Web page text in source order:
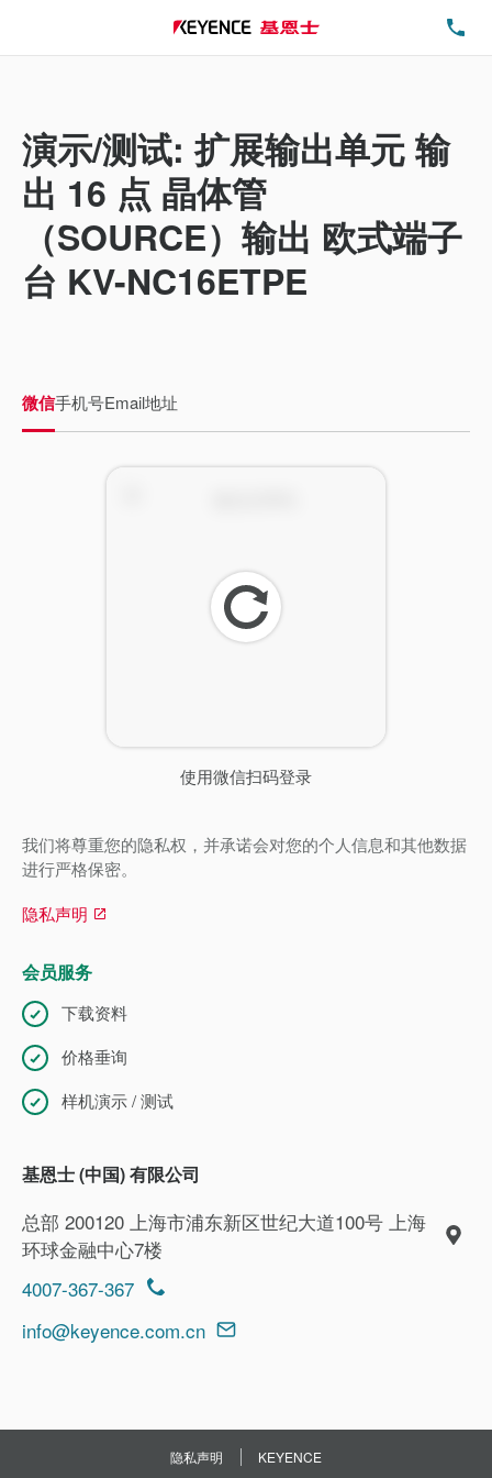
演示/测试: 扩展输出单元 输
出 16 点 晶体管
（SOURCE）输出 欧式端子
台 KV-NC16ETPE
微信手机号Email地址
使用微信扫码登录
刷
新
我们将尊重您的隐私权，并承诺会对您的个人信息和其他数据
进行严格保密。
隐私声明
会员服务
下载资料
价格垂询
样机演示 / 测试
基恩士 (中国) 有限公司
总部 200120 上海市浦东新区世纪大道100号 上海
环球金融中心7楼
4007-367-367
info@keyence.com.cn
隐私声明
KEYENCE